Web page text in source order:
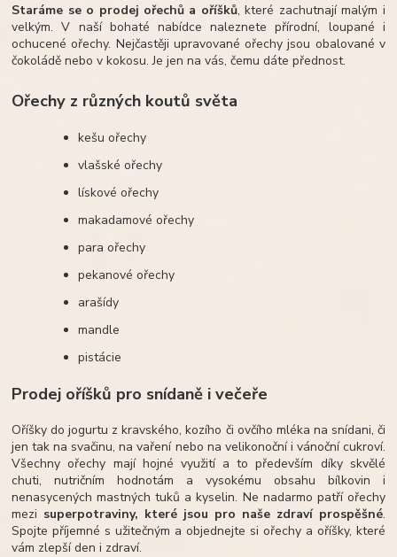
Staráme se o prodej ořechů a oříšků, které zachutnají malým i
velkým. V naší bohaté nabídce naleznete přírodní, loupané i
ochucené ořechy. Nejčastěji upravované ořechy jsou obalované v
čokoládě nebo v kokosu. Je jen na vás, čemu dáte přednost.
Ořechy z různých koutů světa
kešu ořechy
vlašské ořechy
lískové ořechy
makadamové ořechy
para ořechy
pekanové ořechy
arašídy
mandle
pistácie
Prodej oříšků pro snídaně i večeře
Oříšky do jogurtu z kravského, kozího či ovčího mléka na snídani, či
jen tak na svačinu, na vaření nebo na velikonoční i vánoční cukroví.
Všechny ořechy mají hojné využití a to především díky skvělé
chuti, nutričním hodnotám a vysokému obsahu bílkovin i
nenasycených mastných tuků a kyselin. Ne nadarmo patří ořechy
mezi superpotraviny, které jsou pro naše zdraví prospěšné.
Spojte příjemné s užitečným a objednejte si ořechy a oříšky, které
vám zlepší den i zdraví.